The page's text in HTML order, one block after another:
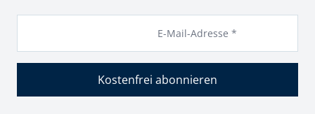
E-Mail-Adresse *
Kostenfrei abonnieren